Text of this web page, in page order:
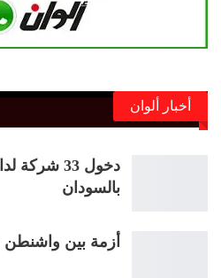
أخبار ألوان
دخول 33
بالسودان
أزمة بين واشنطن